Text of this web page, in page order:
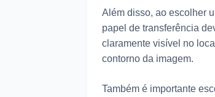
Além disso, ao escolher
papel de transferência
claramente visível no
contorno da imagem.
Também é importante